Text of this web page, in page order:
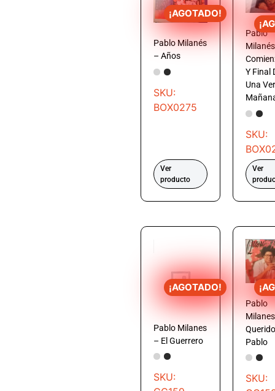
¡AGOTADO!
Pablo Milanés
– Años
SKU:
BOX0275
Ver
producto
Pablo
Y Final
Una
SKU:
Ver
¡AGOTADO!
Pablo Milanes
– El Guerrero
SKU:
Pablo
Querido
Pablo
SKU: